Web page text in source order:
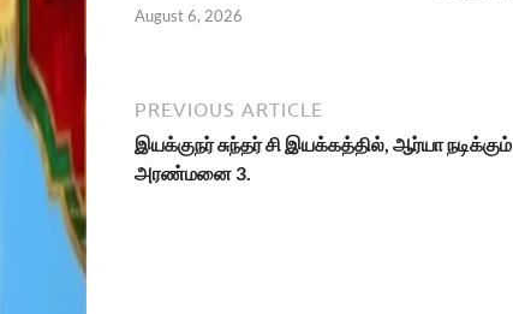
August 6, 2026
PREVIOUS ARTICLE
இயக்குநர் சுந்தர் சி இயக்கத்தில், ஆர்யா நடிக்கும்
அரண்மனை 3.